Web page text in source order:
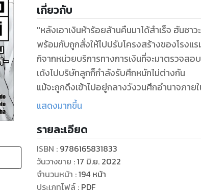
เกี่ยวกับ
"หลังเอาเงินห้าร้อยล้านคืนมาได้สำเร็จ ฮันซา
พร้อมกับถูกสั่งให้ไปปรับโครงสร้างของโรงแ
กิจากหน่วยบริการทางการเงินที่จะมาตรวจส
เด้งไปบริษัทลูกก็กำลังรับศึกหนักไม่ต่างกัน
แม้จะถูกดึงเข้าไปอยู่กลางวังวนศึกอำนาจภา
หวั่น...!?"
แสดงมากขึ้น
รายละเอียด
ISBN : 9786165831833
วันวางขาย :17 มิ.ย. 2022
จำนวนหน้า :194 หน้า
ประเภทไฟล์: PDF